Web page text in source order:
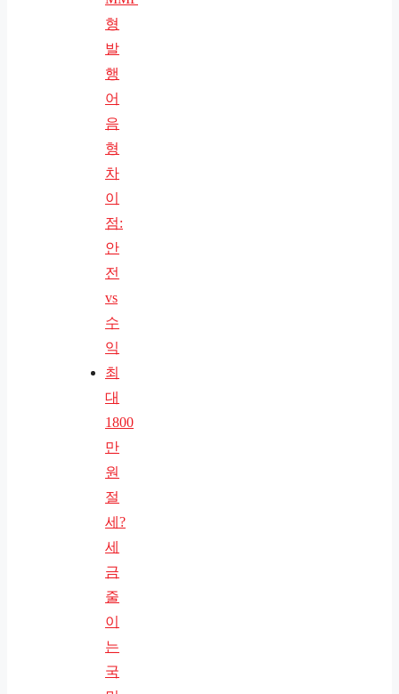
형
발
행
어
음
형
차
이
점:
안
전
vs
수
익
최
대
1800
만
원
절
세?
세
금
줄
이
는
국